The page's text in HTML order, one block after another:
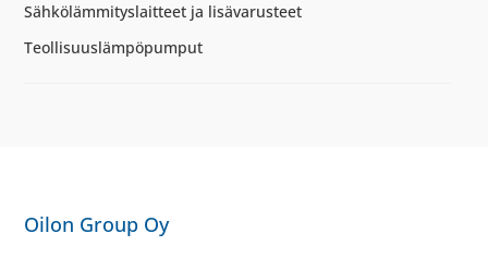
Sähkölämmityslaitteet ja lisävarusteet
Teollisuuslämpöpumput
Oilon Group Oy